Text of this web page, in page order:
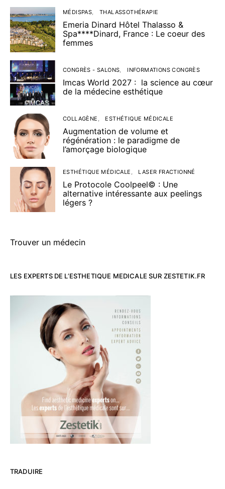
MÉDISPAS THALASSOTHÉRAPIE
Emeria Dinard Hôtel Thalasso &
Spa****Dinard, France : Le coeur des
femmes
CONGRÈS - SALONS INFORMATIONS CONGRÈS
Imcas World 2027 : la science au cœur
de la médecine esthétique
COLLAGÈNE ESTHÉTIQUE MÉDICALE
Augmentation de volume et
régénération : le paradigme de
l’amorçage biologique
ESTHÉTIQUE MÉDICALE LASER FRACTIONNÉ
Le Protocole Coolpeel© : Une
alternative intéressante aux peelings
légers ?
Trouver un médecin
LES EXPERTS DE L’ESTHETIQUE MEDICALE SUR ZESTETIK.FR
TRADUIRE